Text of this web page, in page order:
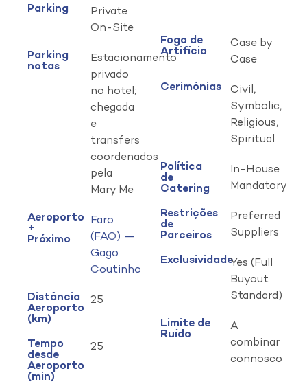
Parking
Private
On-Site
Parking
notas
Estacionamento
privado
no hotel;
chegada
e
transfers
coordenados
pela
Mary Me
Aeroporto
+
Próximo
Faro
(FAO) —
Gago
Coutinho
Distância
Aeroporto
(km)
25
Tempo
desde
Aeroporto
(min)
25
Fogo de
Artifício
Case by
Case
Cerimónias
Civil,
Symbolic,
Religious,
Spiritual
Política
de
Catering
In-House
Mandatory
Restrições
de
Parceiros
Preferred
Suppliers
ExclusividadeYes (Full
Buyout
Standard)
Limite de
Ruído
A
combinar
connosco